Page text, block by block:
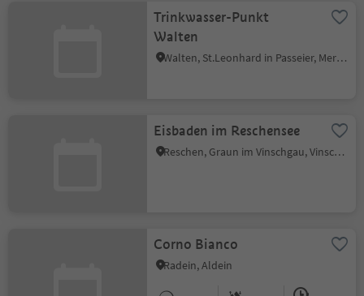
Trinkwasser-Punkt
Walten
Walten, St.Leonhard in Passeier, Meran und Umgebung
Eisbaden im Reschensee
Reschen, Graun im Vinschgau, Vinschgau
Corno Bianco
Radein, Aldein